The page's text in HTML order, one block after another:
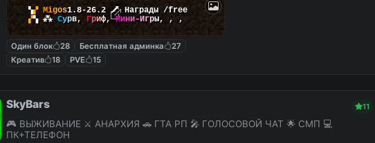
▚▞ Migos1.8-26.2 🗡 Награды /free
▞▚ ⁂ Сурв, Гриф,Мини-Игры, , ,
Один блок 28 Бесплатная админка
27
Креатив
18 PVE 15
SkyBars 11
🎮 ВЫЖИВАНИЕ ⚔️ АНАРХИЯ 🚗 ГТА РП 🎤 ГОЛОСОВОЙ ЧАТ 🌟 СМП 💻
ПК+ТЕЛЕФОН